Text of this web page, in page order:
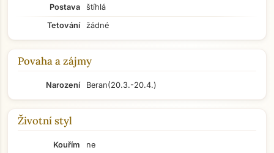
Postava
štíhlá
Tetování
žádné
Povaha a zájmy
Narození Beran(20.3.-20.4.)
Životní styl
Kouřím
ne